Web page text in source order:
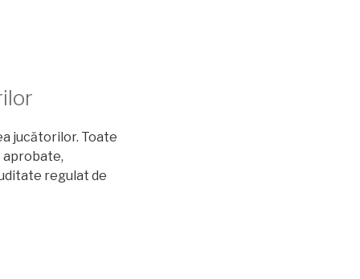
jucătorilor. Toate
regulat de